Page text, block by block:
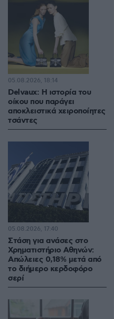
Delvaux: Η ιστορία του
οίκου που παράγει
αποκλειστικά χειροποίητες
τσάντες
05.08.2026, 18:14
Στάση για ανάσες στο
Χρηματιστήριο Αθηνών:
Απώλειες 0,18% μετά από
το διήμερο κερδοφόρο
σερί
05.08.2026, 17:40